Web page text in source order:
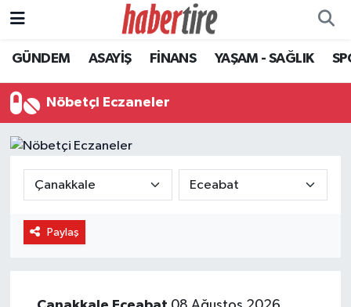
GÜNDEM ASAYİŞ FİNANS YAŞAM - SAĞLIK
Nöbetçi Eczaneler
Paylaş
Tire Nöbetçi Eczaneler
Tire Hava Durumu
Tire Trafik Yoğunluk Haritası
Süper Lig Puan Durumu ve Fikstür
Tüm Manşetler
Haber Arşivi